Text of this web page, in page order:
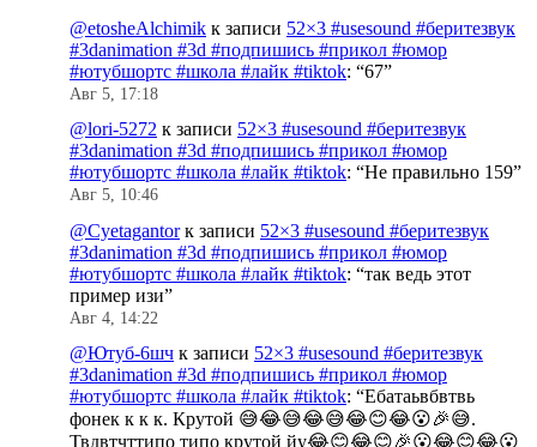
@etosheAlchimik к записи 52×3 #usesound #беритезвук
#3danimation #3d #подпишись #прикол #юмор
#ютубшортс #школа #лайк #tiktok: “67”
Авг 5, 17:18
@lori-5272 к записи 52×3 #usesound #беритезвук
#3danimation #3d #подпишись #прикол #юмор
#ютубшортс #школа #лайк #tiktok: “Не правильно 159”
Авг 5, 10:46
@Cyetagantorк записи 52×3 #usesound #беритезвук
#3danimation #3d #подпишись #прикол #юмор
#ютубшортс #школа #лайк #tiktok: “так ведь этот
пример изи”
Авг 4, 14:22
@Ютуб-6шч к записи 52×3 #usesound #беритезвук
#3danimation #3d #подпишись #прикол #юмор
#ютубшортс #школа #лайк #tiktok: “Ебатаьвбвтвь
фонек к к к. Крутой 😅😂😅😂😅😂😊😂😮🎉😅.
Твдвтчттипо типо крутой йу😂😊😂😊🎉😮😂😊😂😮